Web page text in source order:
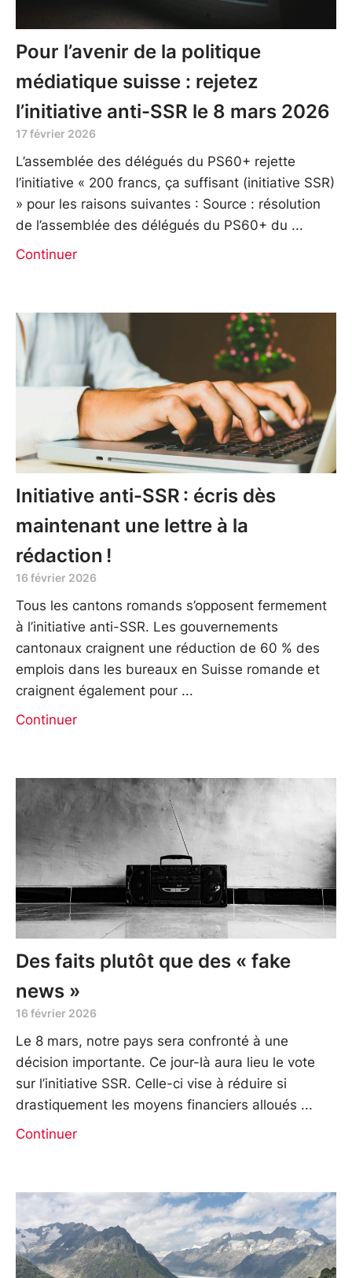
Pour l’avenir de la politique
médiatique suisse : rejetez
l’initiative anti-SSR le 8 mars 2026
17 février 2026
L’assemblée des délégués du PS60+ rejette
l’initiative « 200 francs, ça suffisant (initiative SSR)
» pour les raisons suivantes : Source : résolution
de l’assemblée des délégués du PS60+ du
Continuer
Initiative anti-SSR : écris dès
maintenant une lettre à la
rédaction !
16 février 2026
Tous les cantons romands s’opposent fermement
à l’initiative anti-SSR. Les gouvernements
cantonaux craignent une réduction de 60 % des
emplois dans les bureaux en Suisse romande et
craignent également pour
Continuer
Des faits plutôt que des « fake
news »
16 février 2026
Le 8 mars, notre pays sera confronté à une
décision importante. Ce jour-là aura lieu le vote
sur l’initiative SSR. Celle-ci vise à réduire si
drastiquement les moyens financiers alloués
Continuer